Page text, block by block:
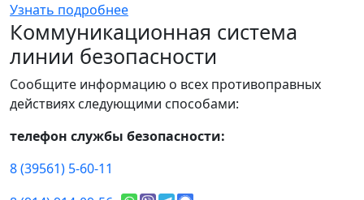
Узнать подробнее
Коммуникационная система
линии безопасности
Сообщите информацию о всех противоправных
действиях следующими способами:
телефон службы безопасности:
8 (39561) 5-60-11